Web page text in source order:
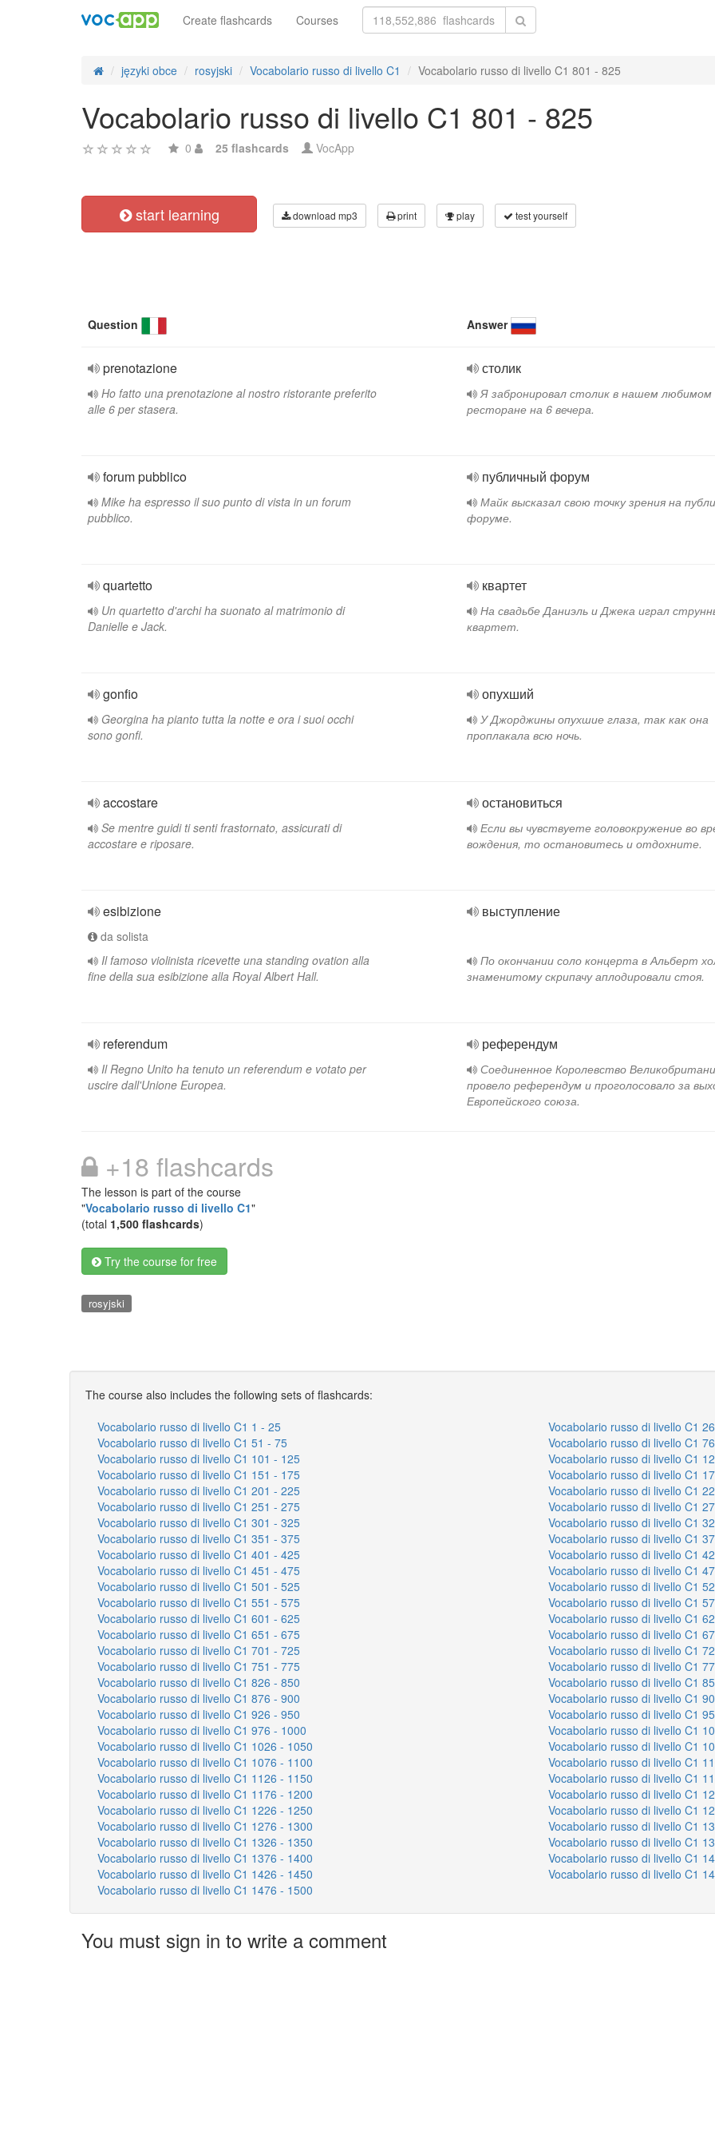
Create flashcards Courses
języki obce rosyjski Vocabolario russo di livello C1 Vocabolario russo di livello C1 801 - 825
Vocabolario russo di livello C1 801 - 825
0 25 flashcards VocApp
start learning download mp3 print play test yourself
Question Answer
prenotazione
Ho fatto una prenotazione al nostro ristorante preferito
alle 6 per stasera.
столик
Я забронировал столик в нашем любимом
ресторане на 6 вечера.
forum pubblico
Mike ha espresso il suo punto di vista in un forum
pubblico.
публичный форум
Майк высказал свою точку зрения на
форуме.
quartetto
Un quartetto d'archi ha suonato al matrimonio di
Danielle e Jack.
квартет
На свадьбе Даниэль и Джека играл
квартет.
gonfio
Georgina ha pianto tutta la notte e ora i suoi occhi
sono gonfi.
опухший
У Джорджины опухшие глаза, так как она
проплакала всю ночь.
accostare
Se mentre guidi ti senti frastornato, assicurati di
accostare e riposare.
остановиться
Если вы чувствуете головокружение во
вождения, то остановитесь и отдохните.
esibizione
da solista
Il famoso violinista ricevette una standing ovation alla
fine della sua esibizione alla Royal Albert Hall.
выступление
По окончании соло концерта в Альберт
знаменитому скрипачу аплодировали стоя.
referendum
Il Regno Unito ha tenuto un referendum e votato per
uscire dall'Unione Europea.
референдум
Соединенное Королевство
провело референдум и проголосовало за
Европейского союза.
+18 flashcards
The lesson is part of the course
"Vocabolario russo di livello C1"
(total 1,500 flashcards)
Try the course for free
rosyjski
The course also includes the following sets of flashcards:
Vocabolario russo di livello C1 1 - 25
Vocabolario russo di livello C1
Vocabolario russo di livello C1 51 - 75
Vocabolario russo di livello C1
Vocabolario russo di livello C1 101 - 125
Vocabolario russo di livello C1
Vocabolario russo di livello C1 151 - 175
Vocabolario russo di livello C1
Vocabolario russo di livello C1 201 - 225
Vocabolario russo di livello C1
Vocabolario russo di livello C1 251 - 275
Vocabolario russo di livello C1
Vocabolario russo di livello C1 301 - 325
Vocabolario russo di livello C1
Vocabolario russo di livello C1 351 - 375
Vocabolario russo di livello C1
Vocabolario russo di livello C1 401 - 425
Vocabolario russo di livello C1
Vocabolario russo di livello C1 451 - 475
Vocabolario russo di livello C1
Vocabolario russo di livello C1 501 - 525
Vocabolario russo di livello C1
Vocabolario russo di livello C1 551 - 575
Vocabolario russo di livello C1
Vocabolario russo di livello C1 601 - 625
Vocabolario russo di livello C1
Vocabolario russo di livello C1 651 - 675
Vocabolario russo di livello C1
Vocabolario russo di livello C1 701 - 725
Vocabolario russo di livello C1
Vocabolario russo di livello C1 751 - 775
Vocabolario russo di livello C1
Vocabolario russo di livello C1 826 - 850
Vocabolario russo di livello C1
Vocabolario russo di livello C1 876 - 900
Vocabolario russo di livello C1
Vocabolario russo di livello C1 926 - 950
Vocabolario russo di livello C1
Vocabolario russo di livello C1 976 - 1000
Vocabolario russo di livello C1
Vocabolario russo di livello C1 1026 - 1050
Vocabolario russo di livello C1
Vocabolario russo di livello C1 1076 - 1100
Vocabolario russo di livello C1
Vocabolario russo di livello C1 1126 - 1150
Vocabolario russo di livello C1
Vocabolario russo di livello C1 1176 - 1200
Vocabolario russo di livello C1
Vocabolario russo di livello C1 1226 - 1250
Vocabolario russo di livello C1
Vocabolario russo di livello C1 1276 - 1300
Vocabolario russo di livello C1
Vocabolario russo di livello C1 1326 - 1350
Vocabolario russo di livello C1
Vocabolario russo di livello C1 1376 - 1400
Vocabolario russo di livello C1
Vocabolario russo di livello C1 1426 - 1450
Vocabolario russo di livello C1
Vocabolario russo di livello C1 1476 - 1500
You must sign in to write a comment